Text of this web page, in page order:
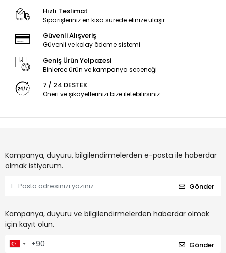
Hızlı Teslimat
Siparişleriniz en kısa sürede elinize ulaşır.
Güvenli Alışveriş
Güvenli ve kolay ödeme sistemi
Geniş Ürün Yelpazesi
Binlerce ürün ve kampanya seçeneği
7 / 24 DESTEK
Öneri ve şikayetlerinizi bize iletebilirsiniz.
Kampanya, duyuru, bilgilendirmelerden e-posta ile haberdar
olmak istiyorum.
Gönder
Kampanya, duyuru ve bilgilendirmelerden haberdar olmak
için kayıt olun.
Gönder